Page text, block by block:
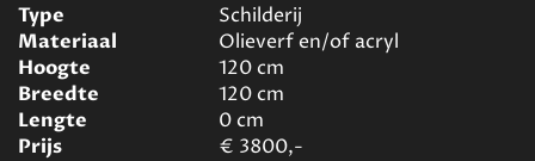
Type
Schilderij
Materiaal
Olieverf en/of acryl
Hoogte
120cm
Breedte
120cm
Lengte
0cm
Prijs
€ 3800,-